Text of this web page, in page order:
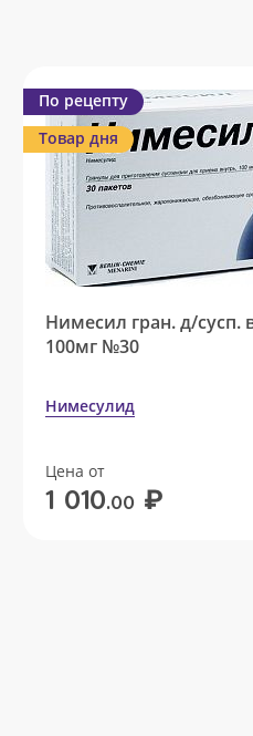
По рецепту
Товар дня
Нимесил гран. д/сусп.
100мг №30
Нимесулид
Цена от
1 010.00 ₽